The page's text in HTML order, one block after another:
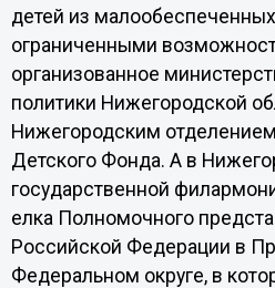
детей из
ограниченными
организованное
политики Нижегородской
Нижегородским
Детского Фонда. А в
государственной
елка Полномочного
Российской Федерации в
Федеральном округе, в